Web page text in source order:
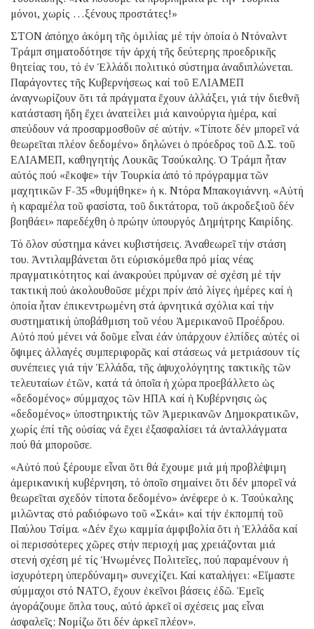
μόνοι, χωρίς …ξένους προστάτες!»
ΣΤΟΝ ἀπόηχο ἀκόμη τῆς ὁμιλίας μέ τήν ὁποία ὁ Ντόναλντ
Τράμπ σηματοδότησε τήν ἀρχή τῆς δεύτερης προεδρικῆς
θητείας του, τό ἐν Ἑλλάδι πολιτικό σύστημα ἀναδιπλώνεται.
Παράγοντες τῆς Κυβερνήσεως καί τοῦ ΕΛΙΑΜΕΠ
ἀναγνωρίζουν ὅτι τά πράγματα ἔχουν ἀλλάξει, γιά τήν διεθνῆ
κατάσταση ἤδη ἔχει ἀνατείλει μιά καινούργια ἡμέρα, καί
σπεύδουν νά προσαρμοσθοῦν σέ αὐτήν. «Τίποτε δέν μπορεῖ νά
θεωρεῖται πλέον δεδομένο» δηλώνει ὁ πρόεδρος τοῦ Δ.Σ. τοῦ
ΕΛΙΑΜΕΠ, καθηγητής Λουκᾶς Τσούκαλης. Ὁ Τράμπ ἦταν
αὐτός πού «ἔκοψε» τήν Τουρκία ἀπό τό πρόγραμμα τῶν
μαχητικῶν F-35 «θυμήθηκε» ἡ κ. Ντόρα Μπακογιάννη. «Αὐτή
ἡ καραμέλα τοῦ φασίστα, τοῦ δικτάτορα, τοῦ ἀκροδεξιοῦ δέν
βοηθάει» παρεδέχθη ὁ πρώην ὑπουργός Δημήτρης Καιρίδης.
Τό ὅλον σύστημα κάνει κυβιστήσεις. Ἀναθεωρεῖ τήν στάση
του. Ἀντιλαμβάνεται ὅτι εὑρισκόμεθα πρό μίας νέας
πραγματικότητος καί ἀνακρούει πρύμναν σέ σχέση μέ τήν
τακτική πού ἀκολουθοῦσε μέχρι πρίν ἀπό λίγες ἡμέρες καί ἡ
ὁποία ἦταν ἐπικεντρωμένη στά ἀρνητικά σχόλια καί τήν
συστηματική ὑποβάθμιση τοῦ νέου Ἀμερικανοῦ Προέδρου.
Αὐτό πού μένει νά δοῦμε εἶναι ἐάν ὑπάρχουν ἐλπίδες αὐτές οἱ
ὄψιμες ἀλλαγές συμπεριφορᾶς καί στάσεως νά μετριάσουν τίς
συνέπειες γιά τήν Ἑλλάδα, τῆς ἀψυχολόγητης τακτικῆς τῶν
τελευταίων ἐτῶν, κατά τά ὁποῖα ἡ χώρα προεβάλλετο ὡς
«δεδομένος» σύμμαχος τῶν ΗΠΑ καί ἡ Κυβέρνησις ὡς
«δεδομένος» ὑποστηρικτής τῶν Ἀμερικανῶν Δημοκρατικῶν,
χωρίς ἐπί τῆς οὐσίας νά ἔχει ἐξασφαλίσει τά ἀνταλλάγματα
πού θά μποροῦσε.
«Αὐτό πού ξέρουμε εἶναι ὅτι θά ἔχουμε μιά μή προβλέψιμη
ἀμερικανική κυβέρνηση, τό ὁποῖο σημαίνει ὅτι δέν μπορεῖ νά
θεωρεῖται σχεδόν τίποτα δεδομένο» ἀνέφερε ὁ κ. Τσούκαλης
μιλῶντας στό ραδιόφωνο τοῦ «Σκάι» καί τήν ἐκπομπή τοῦ
Παύλου Τσίμα. «Δέν ἔχω καμμία ἀμφιβολία ὅτι ἡ Ἑλλάδα καί
οἱ περισσότερες χῶρες στήν περιοχή μας χρειάζονται μιά
στενή σχέση μέ τίς Ἡνωμένες Πολιτεῖες, πού παραμένουν ἡ
ἰσχυρότερη ὑπερδύναμη» συνεχίζει. Καί καταλήγει: «Εἴμαστε
σύμμαχοι στό ΝΑΤΟ, ἔχουν ἐκεῖνοι βάσεις ἐδῶ. Ἐμεῖς
ἀγοράζουμε ὅπλα τους, αὐτό ἀρκεῖ οἱ σχέσεις μας εἶναι
ἀσφαλεῖς; Νομίζω ὅτι δέν ἀρκεῖ πλέον».